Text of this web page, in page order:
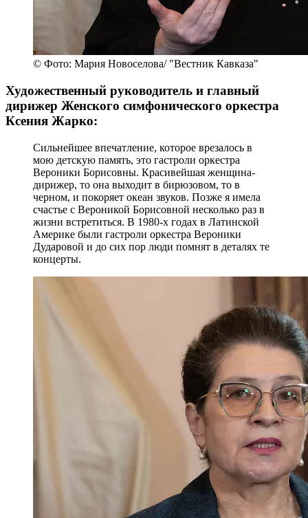
© Фото: Мария Новоселова/ "Вестник Кавказа"
Художественный руководитель и главный
дирижер Женского симфонического оркестра
Ксения Жарко:
Сильнейшее впечатление, которое врезалось в
мою детскую память, это гастроли оркестра
Вероники Борисовны. Красивейшая женщина-
дирижер, то она выходит в бирюзовом, то в
черном, и покоряет океан звуков. Позже я имела
счастье с Вероникой Борисовной несколько раз в
жизни встретиться. В 1980-х годах в Латинской
Америке были гастроли оркестра Вероники
Дударовой и до сих пор люди помнят в деталях те
концерты.